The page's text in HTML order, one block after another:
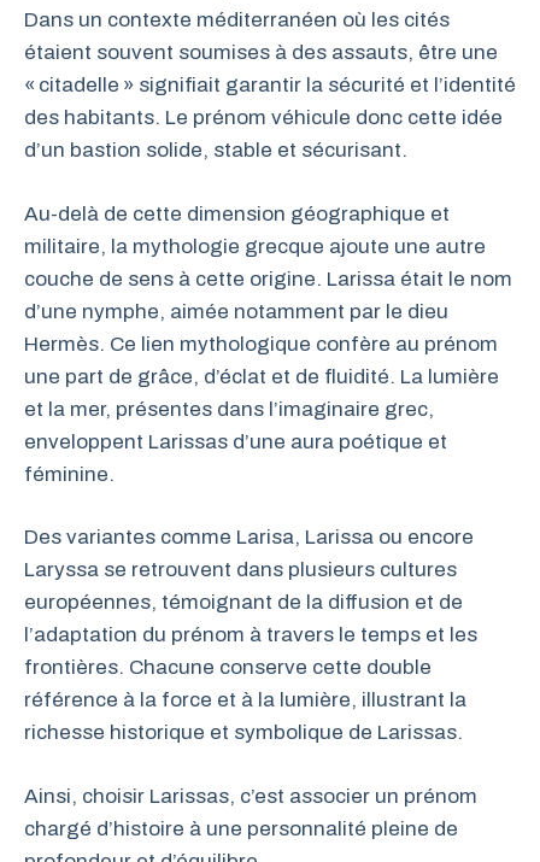
Dans un contexte méditerranéen où les cités
étaient souvent soumises à des assauts, être une
« citadelle » signifiait garantir la sécurité et l’identité
des habitants. Le prénom véhicule donc cette idée
d’un bastion solide, stable et sécurisant.
Au-delà de cette dimension géographique et
militaire, la mythologie grecque ajoute une autre
couche de sens à cette origine. Larissa était le nom
d’une nymphe, aimée notamment par le dieu
Hermès. Ce lien mythologique confère au prénom
une part de grâce, d’éclat et de fluidité. La lumière
et la mer, présentes dans l’imaginaire grec,
enveloppent Larissas d’une aura poétique et
féminine.
Des variantes comme Larisa, Larissa ou encore
Laryssa se retrouvent dans plusieurs cultures
européennes, témoignant de la diffusion et de
l’adaptation du prénom à travers le temps et les
frontières. Chacune conserve cette double
référence à la force et à la lumière, illustrant la
richesse historique et symbolique de Larissas.
Ainsi, choisir Larissas, c’est associer un prénom
chargé d’histoire à une personnalité pleine de